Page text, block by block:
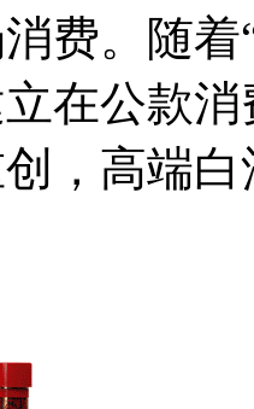
费。随着
在公款
，高端